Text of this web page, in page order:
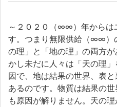
～２０２０（∞∞）年からは
す。つまり無限供給（∞∞）
の理」と「地の理」の両方
かし未だに人々は「天の理
因で、地は結果の世界、表
あるのです。物質は結果の
も原因が解りません。天の